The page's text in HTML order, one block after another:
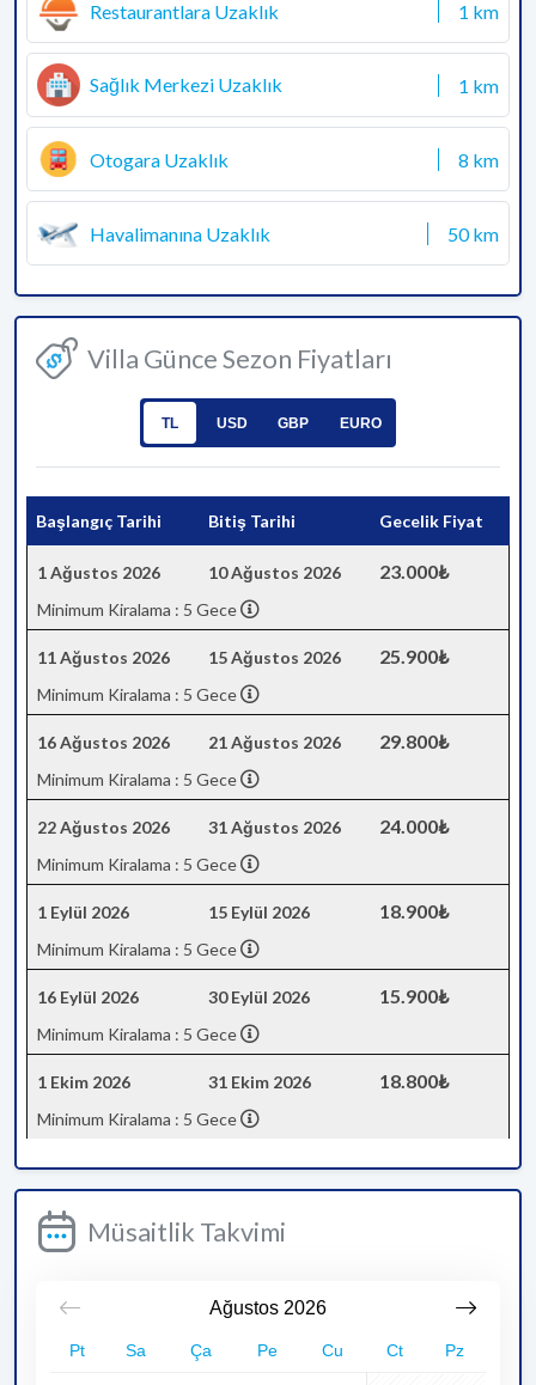
Restaurantlara Uzaklık 1 km
Sağlık Merkezi Uzaklık 1 km
Otogara Uzaklık 8 km
Havalimanına Uzaklık 50 km
Villa Günce Sezon Fiyatları
TL USD GBP EURO
Başlangıç Tarihi Bitiş Tarihi Gecelik Fiyat
1 Ağustos 2026 10 Ağustos 2026 23.000₺
Minimum Kiralama : 5 Gece
11 Ağustos 2026 15 Ağustos 2026 25.900₺
Minimum Kiralama : 5 Gece
16 Ağustos 2026 21 Ağustos 2026 29.800₺
Minimum Kiralama : 5 Gece
22 Ağustos 2026 31 Ağustos 2026 24.000₺
Minimum Kiralama : 5 Gece
1 Eylül 2026 15 Eylül 2026 18.900₺
Minimum Kiralama : 5 Gece
16 Eylül 2026 30 Eylül 2026 15.900₺
Minimum Kiralama : 5 Gece
1 Ekim 2026 31 Ekim 2026 18.800₺
Minimum Kiralama : 5 Gece
Müsaitlik Takvimi
Ağustos 2026
Pt Sa Ça Pe Cu Ct Pz